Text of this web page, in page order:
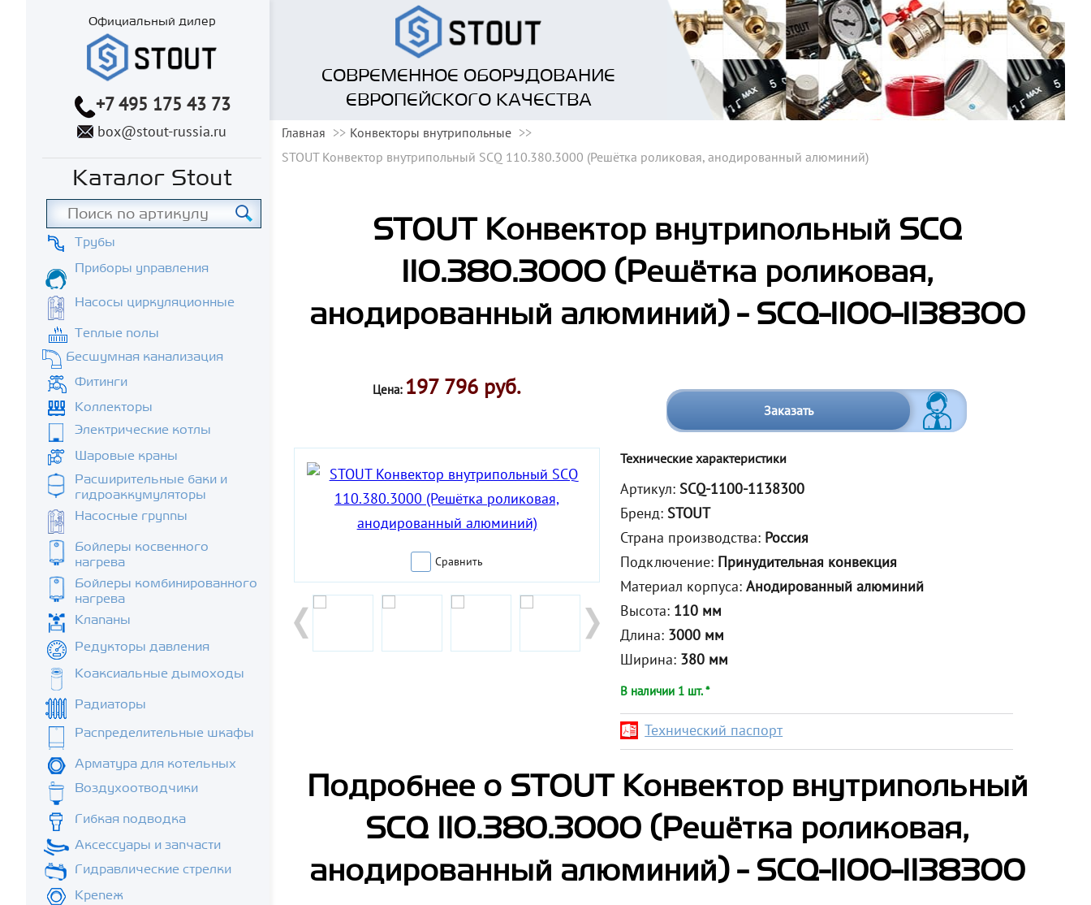
Официальный дилер
+7 495 175 43 73
box@stout-russia.ru
Каталог Stout
Трубы
Приборы управления
Насосы циркуляционные
Теплые полы
Бесшумная канализация
Фитинги
Коллекторы
Электрические котлы
Шаровые краны
Расширительные баки и
гидроаккумуляторы
Насосные группы
Бойлеры косвенного
нагрева
Бойлеры комбинированного
нагрева
Клапаны
Редукторы давления
Коаксиальные дымоходы
Радиаторы
Распределительные шкафы
Арматура для котельных
Воздухоотводчики
Гибкая подводка
Аксессуары и запчасти
Гидравлические стрелки
Крепеж
СОВРЕМЕННОЕ ОБОРУДОВАНИЕ
ЕВРОПЕЙСКОГО КАЧЕСТВА
Главная
Конвекторы внутрипольные
STOUT Конвектор внутрипольный SCQ 110.380.3000 (Решётка роликовая, анодированный алюминий)
STOUT Конвектор внутрипольный SCQ
110.380.3000 (Решётка роликовая,
анодированный алюминий) - SCQ-1100-1138300
Цена: 197 796 руб.
Заказать
Сравнить
Технические характеристики
Артикул: SCQ-1100-1138300
Бренд: STOUT
Страна производства: Россия
Подключение: Принудительная конвекция
Материал корпуса:Анодированный алюминий
Высота: 110 мм
Длина: 3000 мм
Ширина: 380 мм
В наличии 1 шт. *
Технический паспорт
Подробнее о STOUT Конвектор внутрипольный
SCQ 110.380.3000 (Решётка роликовая,
анодированный алюминий) - SCQ-1100-1138300